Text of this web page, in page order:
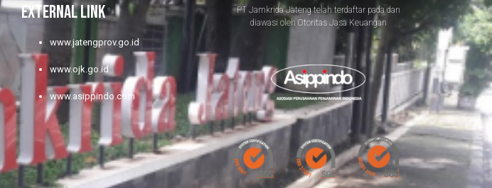
EXTERNAL LINK
www.jatengprov.go.id
www.ojk.go.id
www.asippindo.com
PT Jamkrida Jateng telah terdaftar pada dan
diawasi oleh Otoritas Jasa Keuangan